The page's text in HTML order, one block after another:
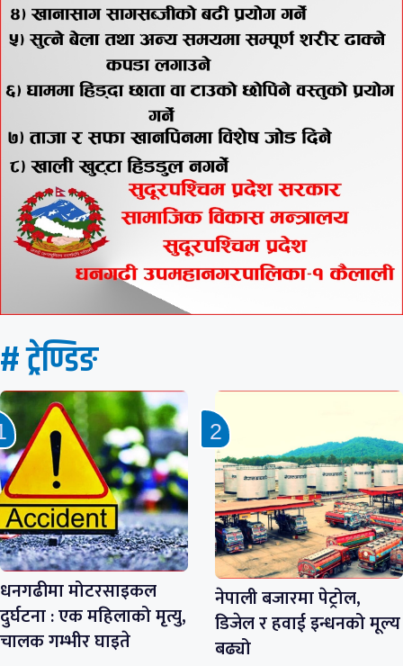
# ट्रेण्डिङ
धनगढीमा मोटरसाइकल
दुर्घटना : एक महिलाको मृत्यु,
चालक गम्भीर घाइते
नेपाली बजारमा पेट्रोल,
डिजेल र हवाई इन्धनको मूल्य
बढ्यो